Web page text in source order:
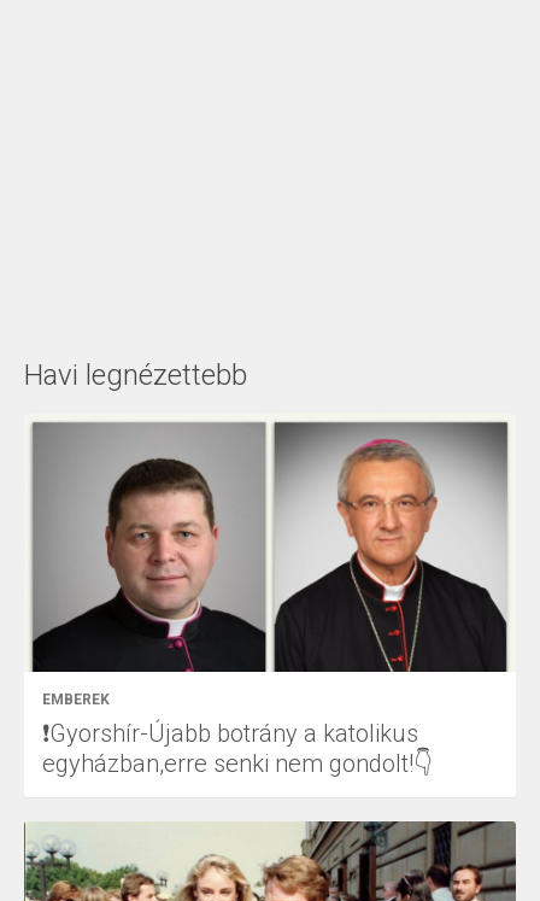
Havi legnézettebb
EMBEREK
❗Gyorshír-Újabb botrány a katolikus
egyházban,erre senki nem gondolt!👇